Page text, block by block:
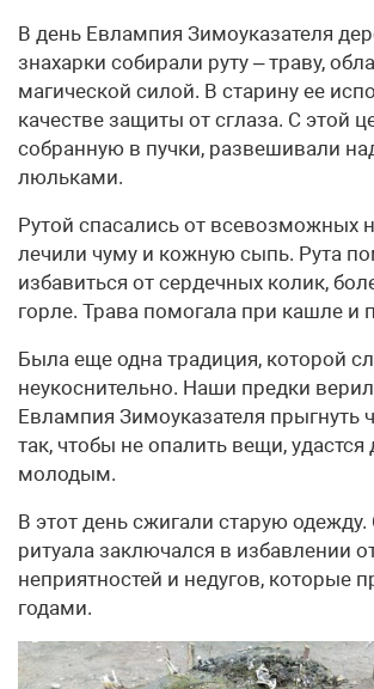
В день Евлампия Зимоуказателя
знахарки собирали руту – траву,
магической силой. В старину ее
качестве защиты от сглаза. С этой
собранную в пучки, развешивали
люльками.
Рутой спасались от всевозможных
лечили чуму и кожную сыпь. Рута
избавиться от сердечных колик,
горле. Трава помогала при кашле и
Была еще одна традиция, которой
неукоснительно. Наши предки
Евлампия Зимоуказателя прыгнуть
так, чтобы не опалить вещи, удастся
молодым.
В этот день сжигали старую
ритуала заключался в избавлении
неприятностей и недугов, которые
годами.